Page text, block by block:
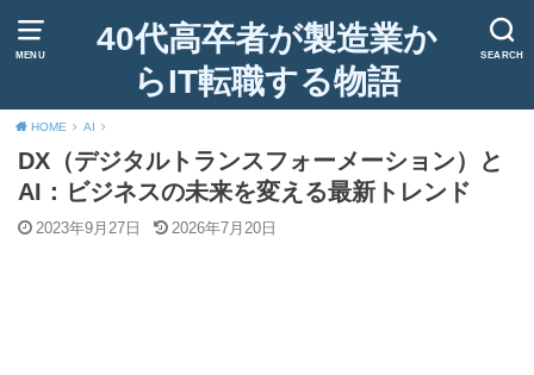
MENU SEARCH
40代高卒者が製造業か
らIT転職する物語
HOME AI
DX（デジタルトランスフォーメーション）と
AI：ビジネスの未来を変える最新トレンド
2023年9月27日 2026年7月20日